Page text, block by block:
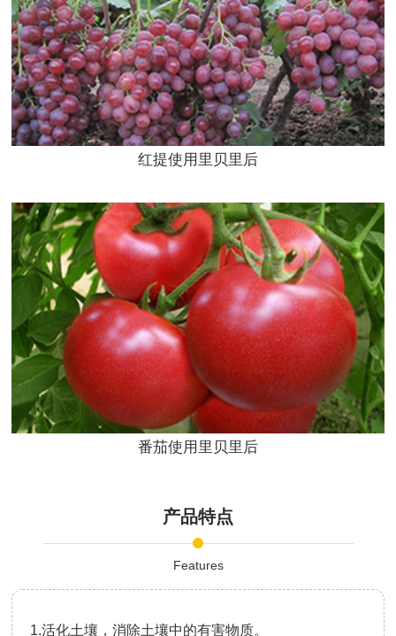
红提使用里贝里后
番茄使用里贝里后
产品特点
Features
1.活化土壤，消除土壤中的有害物质。